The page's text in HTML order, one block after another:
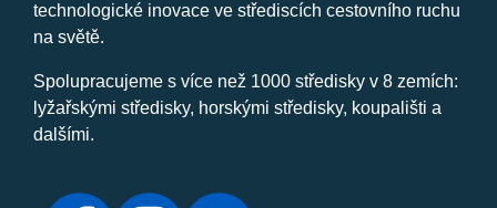
technologické inovace ve střediscích cestovního ruchu
na světě.
Spolupracujeme s více než 1000 středisky v 8 zemích:
lyžařskými středisky, horskými středisky, koupališti a
dalšími.